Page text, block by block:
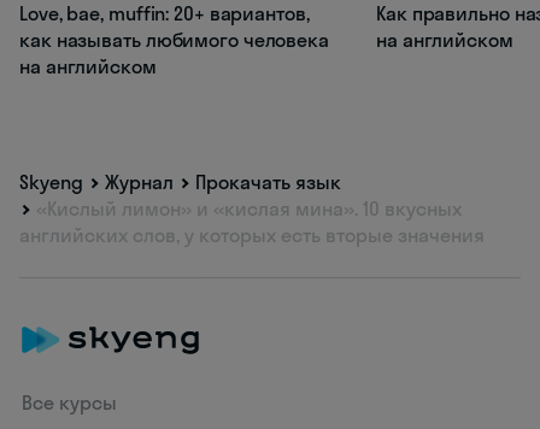
Love, bae, muffin: 20+ вариантов,
как называть любимого человека
на английском
Как правильно
на английском
Skyeng Журнал
Прокачать язык
«Кислый лимон» и «кислая мина». 10 вкусных
английских слов, у которых есть вторые значения
Все курсы